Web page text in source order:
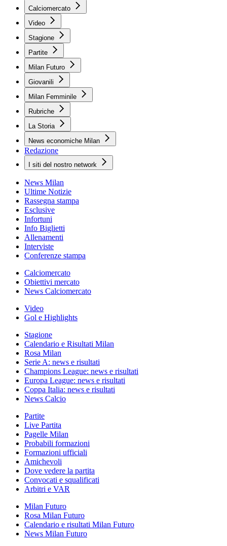
Calciomercato
Video
Stagione
Partite
Milan Futuro
Giovanili
Milan Femminile
Rubriche
La Storia
News economiche Milan
Redazione
I siti del nostro network
News Milan
Ultime Notizie
Rassegna stampa
Esclusive
Infortuni
Info Biglietti
Allenamenti
Interviste
Conferenze stampa
Calciomercato
Obiettivi mercato
News Calciomercato
Video
Gol e Highlights
Stagione
Calendario e Risultati Milan
Rosa Milan
Serie A: news e risultati
Champions League: news e risultati
Europa League: news e risultati
Coppa Italia: news e risultati
News Calcio
Partite
Live Partita
Pagelle Milan
Probabili formazioni
Formazioni ufficiali
Amichevoli
Dove vedere la partita
Convocati e squalificati
Arbitri e VAR
Milan Futuro
Rosa Milan Futuro
Calendario e risultati Milan Futuro
News Milan Futuro